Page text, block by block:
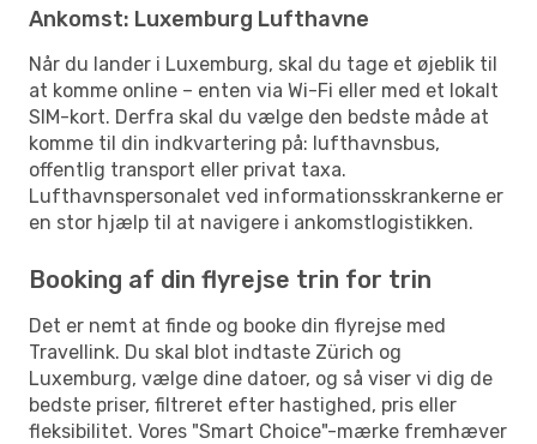
Ankomst: Luxemburg Lufthavne
Når du lander i Luxemburg, skal du tage et øjeblik til
at komme online – enten via Wi-Fi eller med et lokalt
SIM-kort. Derfra skal du vælge den bedste måde at
komme til din indkvartering på: lufthavnsbus,
offentlig transport eller privat taxa.
Lufthavnspersonalet ved informationsskrankerne er
en stor hjælp til at navigere i ankomstlogistikken.
Booking af din flyrejse trin for trin
Det er nemt at finde og booke din flyrejse med
Travellink. Du skal blot indtaste Zürich og
Luxemburg, vælge dine datoer, og så viser vi dig de
bedste priser, filtreret efter hastighed, pris eller
fleksibilitet. Vores "Smart Choice"-mærke fremhæver